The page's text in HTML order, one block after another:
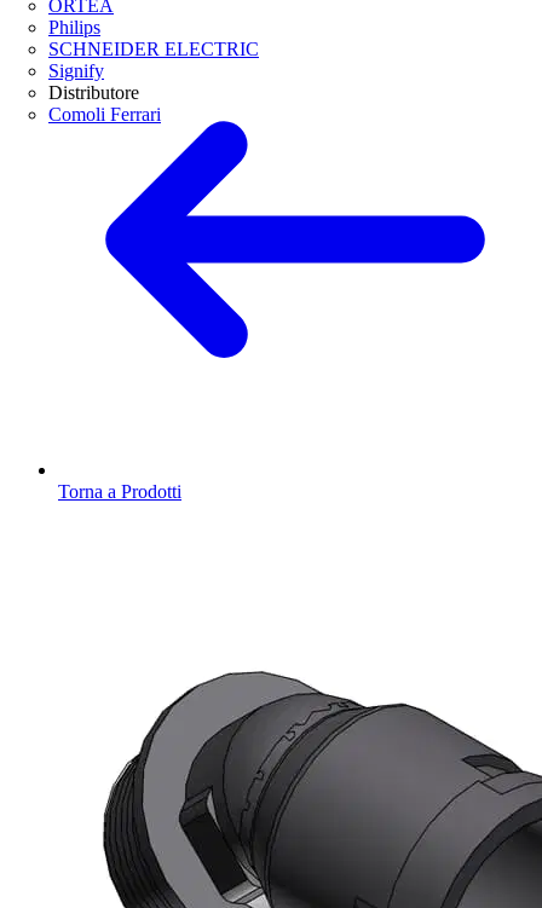
ORTEA
Philips
SCHNEIDER ELECTRIC
Signify
Distributore
Comoli Ferrari
Torna a Prodotti